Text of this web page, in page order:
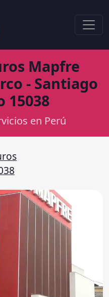
Mapfre
- Santiago
15038
en Perú